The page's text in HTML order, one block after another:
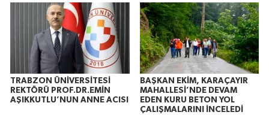
TRABZON ÜNİVERSİTESİ
REKTÖRÜ PROF.DR.EMİN
AŞIKKUTLU’NUN ANNE ACISI
BAŞKAN EKİM, KARAÇAYIR
MAHALLESİ’NDE DEVAM
EDEN KURU BETON YOL
ÇALIŞMALARINI İNCELEDİ